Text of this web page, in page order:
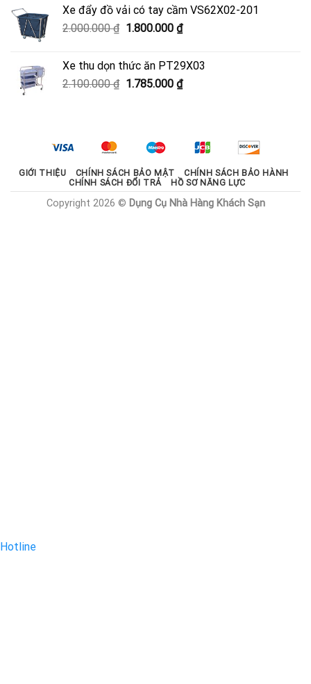
950.000 ₫.là:
600.000 ₫.
Xe đẩy đồ vải có tay cầm VS62X02-201
2.000.000₫ Giá
2.000.000 ₫.
1.800.000 ₫Giá
là:
1.800.000 ₫.
Xe thu dọn thức ăn PT29X03
2.100.000₫ Giá
1.785.000 ₫Giá
1.785.000 ₫.
GIỚI THIỆU CHÍNH SÁCH BẢO MẬT
CHÍNH SÁCH BẢO HÀNH
CHÍNH SÁCH ĐỔI TRẢ
HỒ SƠ NĂNG LỰC
Copyright 2026 © Dụng Cụ Nhà Hàng Khách Sạn
Hotline